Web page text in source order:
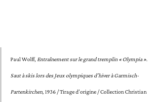
Paul Wolff, Entraînement sur le grand tremplin « Olympia ».
Saut à skis lors des Jeux olympiques d’hiver à Garmisch-
Partenkirchen, 1936 / Tirage d’origine / Collection Christian